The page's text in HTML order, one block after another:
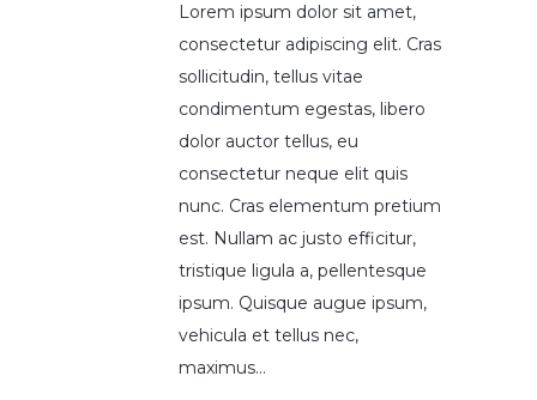
Lorem ipsum dolor sit amet,
consectetur adipiscing elit. Cras
sollicitudin, tellus vitae
condimentum egestas, libero
dolor auctor tellus, eu
consectetur neque elit quis
nunc. Cras elementum pretium
est. Nullam ac justo efficitur,
tristique ligula a, pellentesque
ipsum. Quisque augue ipsum,
vehicula et tellus nec,
maximus...